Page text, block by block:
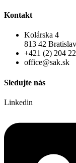
Kontakt
Kolárska 4
813 42
+421 (2) 204
office@sak.sk
Sledujte nás
Linkedin